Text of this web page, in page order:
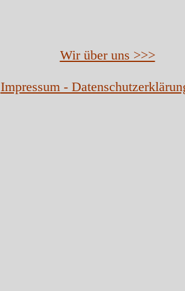
Wir über uns >>>
Impressum -